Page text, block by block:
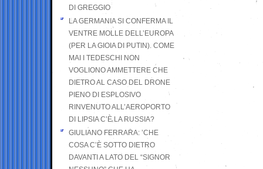
DI GREGGIO
LA GERMANIA SI CONFERMA IL
VENTRE MOLLE DELL’EUROPA
(PER LA GIOIA DI PUTIN). COME
MAI I TEDESCHI NON
VOGLIONO AMMETTERE CHE
DIETRO AL CASO DEL DRONE
PIENO DI ESPLOSIVO
RINVENUTO ALL’AEROPORTO
DI LIPSIA C’È LA RUSSIA?
GIULIANO FERRARA: ’CHE
COSA C’È SOTTO DIETRO
DAVANTI A LATO DEL “SIGNOR